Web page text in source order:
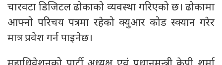
चारवटा डिजिटल ढोकाको व्यवस्था गरिएको छ। ढोकामा
आफ्नो परिचय पत्रमा रहेको क्युआर कोड स्क्यान गरेर
मात्र प्रवेश गर्न पाइनेछ।